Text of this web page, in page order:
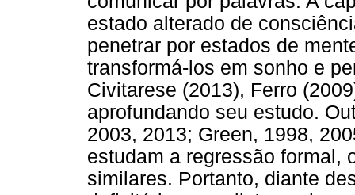
estado alterado de
penetrar por estados de
transformá-los em sonho e
Civitarese (2013), Ferro
aprofundando seu estudo.
2003, 2013; Green, 1998,
estudam a regressão formal,
similares. Portanto, diante